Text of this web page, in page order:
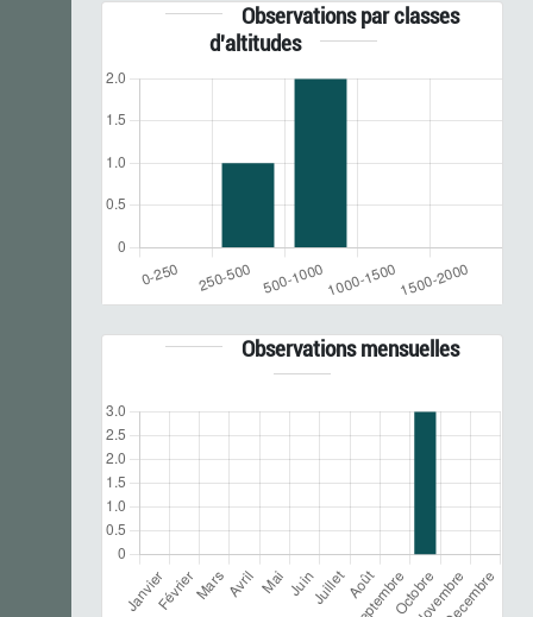
Observations par classes
d'altitudes
Observations mensuelles